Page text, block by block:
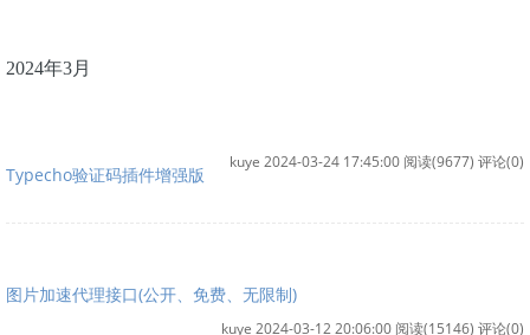
2024年3月
Typecho验证码插件增强版
kuye 2024-03-24 17:45:00 阅读(9677) 评论(0)
图片加速代理接口(公开、免费、无限制)
kuye 2024-03-12 20:06:00 阅读(15146) 评论(0)